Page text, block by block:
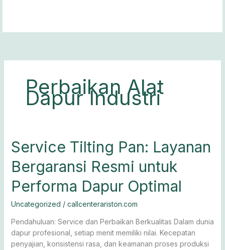
Perbaikan Alat
Dapur Industri
Service Tilting Pan: Layanan
Bergaransi Resmi untuk
Performa Dapur Optimal
Uncategorized / callcenterariston.com
Pendahuluan: Service dan Perbaikan Berkualitas Dalam dunia
dapur profesional, setiap menit memiliki nilai. Kecepatan
penyajian, konsistensi rasa, dan keamanan proses produksi
Service
Tilting
Pan:
Layanan
Bergaransi
untuk
Performa
Dapur
Optimal